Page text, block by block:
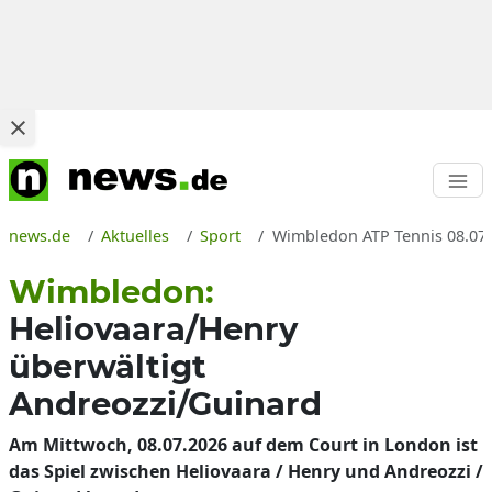
news.de Aktuelles Sport Wimbledon ATP Tennis
Wimbledon:
Heliovaara/Henry
überwältigt
Andreozzi/Guinard
Am Mittwoch, 08.07.2026 auf dem Court in London ist
das Spiel zwischen Heliovaara / Henry und Andreozzi /